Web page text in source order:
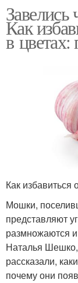
Как
в
Как избавиться
Мошки,
представляют
размножаются
Наталья
рассказали,
почему они